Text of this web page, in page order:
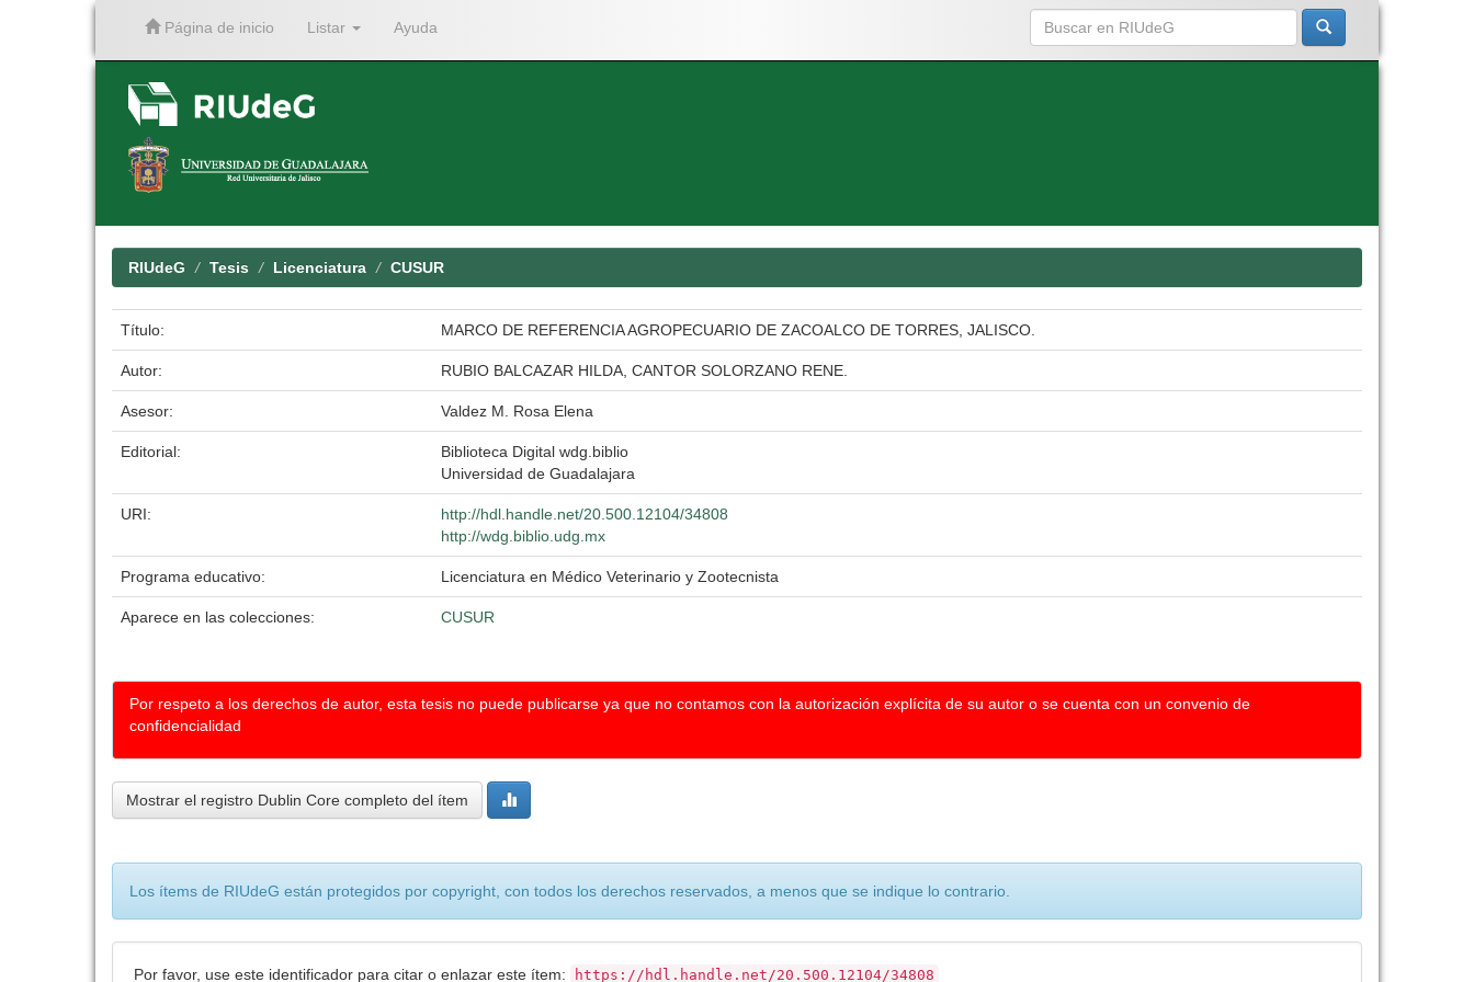
Página de inicio Listar Ayuda
RIUdeG Tesis Licenciatura CUSUR
Título: MARCO DE REFERENCIA AGROPECUARIO DE ZACOALCO DE TORRES, JALISCO.
Autor: RUBIO BALCAZAR HILDA, CANTOR SOLORZANO RENE.
Asesor: Valdez M. Rosa Elena
Editorial:
Biblioteca Digital wdg.biblio
Universidad de Guadalajara
URI:
http://hdl.handle.net/20.500.12104/34808
http://wdg.biblio.udg.mx
Programa educativo: Licenciatura en Médico Veterinario y Zootecnista
Aparece en las colecciones: CUSUR
Por respeto a los derechos de autor, esta tesis no puede publicarse ya que no contamos con la autorización explícita de su autor o se cuenta con un convenio de
confidencialidad
Mostrar el registro Dublin Core completo del ítem
Los ítems de RIUdeG están protegidos por copyright, con todos los derechos reservados, a menos que se indique lo contrario.
Por favor, use este identificador para citar o enlazar este ítem: https://hdl.handle.net/20.500.12104/34808